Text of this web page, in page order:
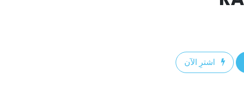
اشترِ الآن